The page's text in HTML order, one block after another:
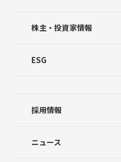
株主・投資家情報
ESG
採用情報
ニュース